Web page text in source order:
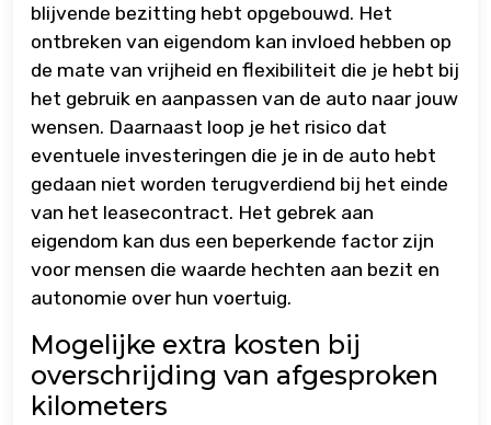
blijvende bezitting hebt opgebouwd. Het
ontbreken van eigendom kan invloed hebben op
de mate van vrijheid en flexibiliteit die je hebt bij
het gebruik en aanpassen van de auto naar jouw
wensen. Daarnaast loop je het risico dat
eventuele investeringen die je in de auto hebt
gedaan niet worden terugverdiend bij het einde
van het leasecontract. Het gebrek aan
eigendom kan dus een beperkende factor zijn
voor mensen die waarde hechten aan bezit en
autonomie over hun voertuig.
Mogelijke extra kosten bij
overschrijding van afgesproken
kilometers